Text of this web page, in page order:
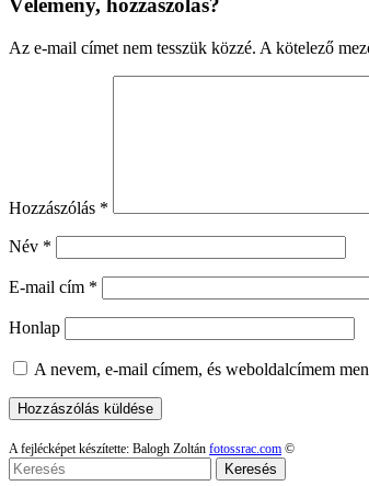
Vélemény, hozzászólás?
Az e-mail címet nem tesszük közzé. A kötelező
Hozzászólás *
Név *
E-mail cím *
Honlap
A nevem, e-mail címem, és weboldalcímem
A fejlécképet készítette: Balogh Zoltán fotossrac.com ©
Keresés